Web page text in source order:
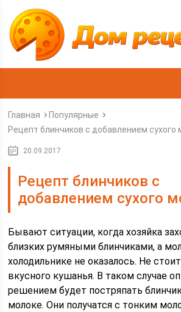
Главная
Популярные
Рецепт блинчиков с добавлением сухого
20.09.2017
Рецепт блинчиков с
добавлением сухого
Бывают ситуации, когда хозяйка
близких румяными блинчиками, а
холодильнике не оказалось. Не
вкусного кушанья. В таком случае
решением будет постряпать
молоке. Они получатся с тонким